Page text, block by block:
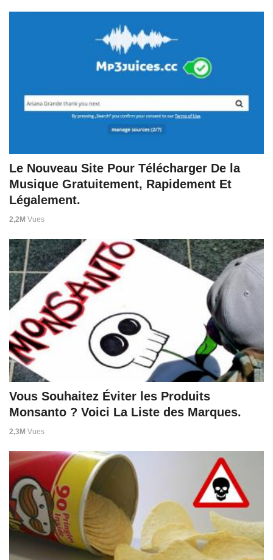
Le Nouveau Site Pour Télécharger De la
Musique Gratuitement, Rapidement Et
Légalement.
2,2M Vues
Vous Souhaitez Éviter les Produits
Monsanto ? Voici La Liste des Marques.
2,3M Vues